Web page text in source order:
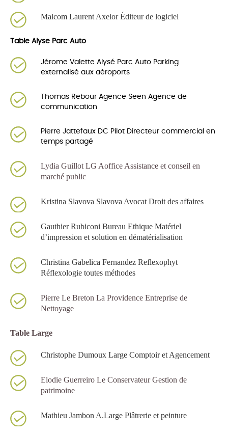
Malcom Laurent AxelorÉditeurde logiciel
Table Alyse Parc Auto
Jérome Valette Alysé Parc Auto Parking
externalisé aux aéroports
Thomas Rebour Agence Seen Agence de
communication
Pierre Jattefaux DC Pilot Directeur commercial en
temps partagé
Lydia Guillot LG AofficeAssistance et conseil en
marché public
Kristina Slavova Slavova AvocatDroit des affaires
Gauthier Rubiconi Bureau Ethique Matériel
d’impression et solution en dématérialisation
Christina Gabelica Fernandez Reflexophyt
Réflexologie toutes méthodes
Pierre Le Breton La Providence Entreprise de
Nettoyage
Table Large
Christophe Dumoux Large Comptoir et Agencement
Elodie Guerreiro Le Conservateur Gestion de
patrimoine
Mathieu Jambon A.Large Plâtrerie et peinture